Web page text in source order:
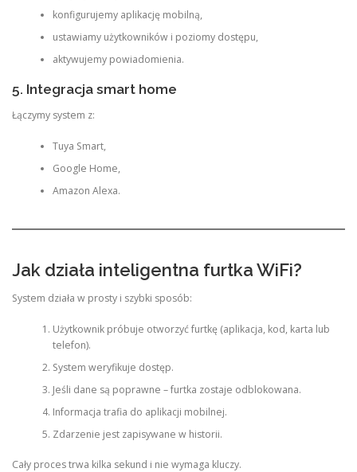
konfigurujemy aplikację mobilną,
ustawiamy użytkowników i poziomy dostępu,
aktywujemy powiadomienia.
5. Integracja smart home
Łączymy system z:
Tuya Smart,
Google Home,
Amazon Alexa.
Jak działa inteligentna furtka WiFi?
System działa w prosty i szybki sposób:
Użytkownik próbuje otworzyć furtkę (aplikacja, kod, karta lub
telefon).
System weryfikuje dostęp.
Jeśli dane są poprawne – furtka zostaje odblokowana.
Informacja trafia do aplikacji mobilnej.
Zdarzenie jest zapisywane w historii.
Cały proces trwa kilka sekund i nie wymaga kluczy.